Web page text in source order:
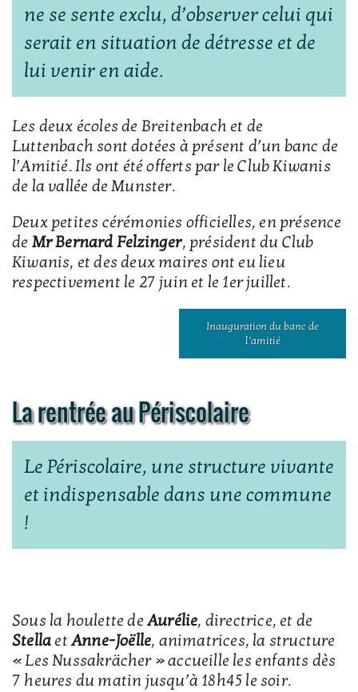
ne se sente exclu, d’observer celui qui
serait en situation de détresse et de
lui venir en aide.
Les deux écoles de Breitenbach et de
Luttenbach sont dotées à présent d’un banc de
l’Amitié. Ils ont été offerts par le Club Kiwanis
de la vallée de Munster.
Deux petites cérémonies officielles, en présence
de Mr Bernard Felzinger, président du Club
Kiwanis, et des deux maires ont eu lieu
respectivement le 27 juin et le 1er juillet.
Inauguration du banc de
l’amitié
La rentrée au Périscolaire
Le Périscolaire, une structure vivante
et indispensable dans une commune
!
Sous la houlette deAurélie, directrice, et de
Stella etAnne-Joëlle, animatrices, la structure
« Les Nussakrächer » accueille les enfants dès
7 heures du matin jusqu’à 18h45 le soir.